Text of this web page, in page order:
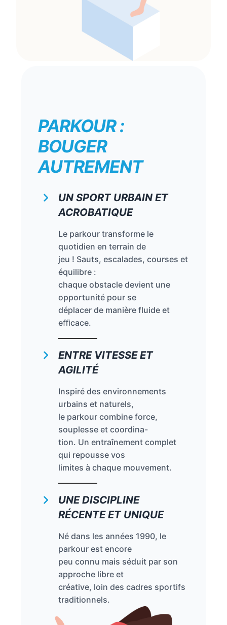
PARKOUR :
BOUGER
AUTREMENT
UN SPORT URBAIN ET
ACROBATIQUE
Le parkour transforme le
quotidien en terrain de
jeu ! Sauts, escalades, courses et
équilibre :
chaque obstacle devient une
opportunité pour se
déplacer de manière fluide et
eﬃcace.
ENTRE VITESSE ET
AGILITÉ
Inspiré des environnements
urbains et naturels,
le parkour combine force,
souplesse et coordina-
tion. Un entraînement complet
qui repousse vos
limites à chaque mouvement.
UNE DISCIPLINE
RÉCENTE ET UNIQUE
Né dans les années 1990, le
parkour est encore
peu connu mais séduit par son
approche libre et
créative, loin des cadres sportifs
traditionnels.